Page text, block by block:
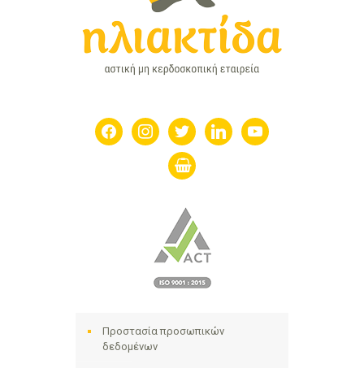
facebookinstagramtwitter linkedin youtube
shopping-
basket
Προστασία προσωπικών
δεδομένων